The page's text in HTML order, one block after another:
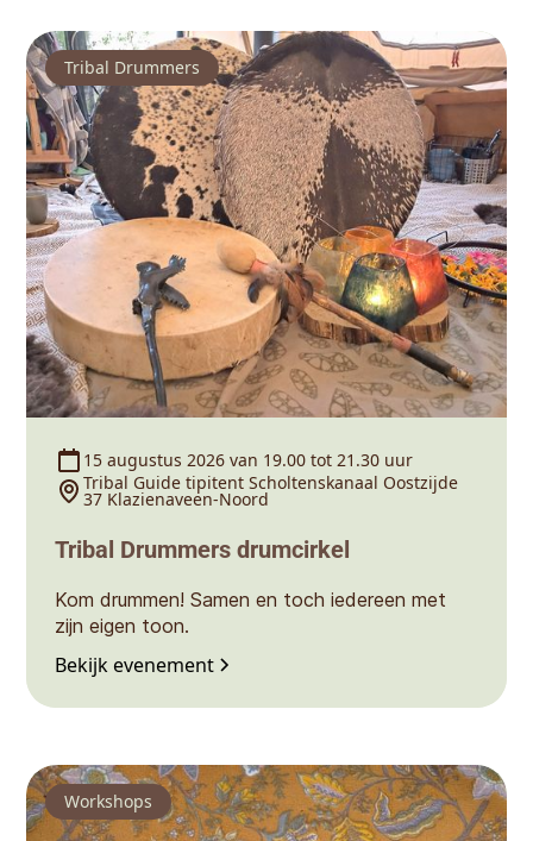
Tribal Drummers
15 augustus 2026 van 19.00 tot 21.30 uur
Tribal Guide tipitent Scholtenskanaal Oostzijde
37 Klazienaveen-Noord
Tribal Drummers drumcirkel
Kom drummen! Samen en toch iedereen met
zijn eigen toon.
Bekijk evenement
Workshops